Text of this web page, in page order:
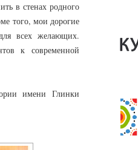
в стенах родного
того, мои дорогие
всех желающих.
к современной
имени Глинки